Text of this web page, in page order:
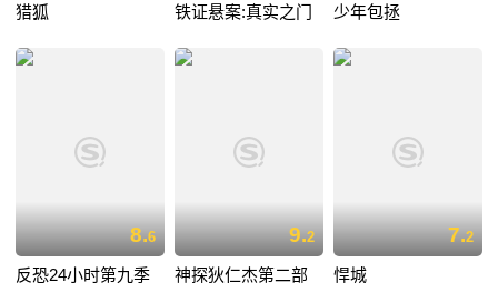
猎狐 铁证悬案:真实之门 少年包拯
8.6
反恐24小时第九季
9.2
神探狄仁杰第二部
7.2
悍城